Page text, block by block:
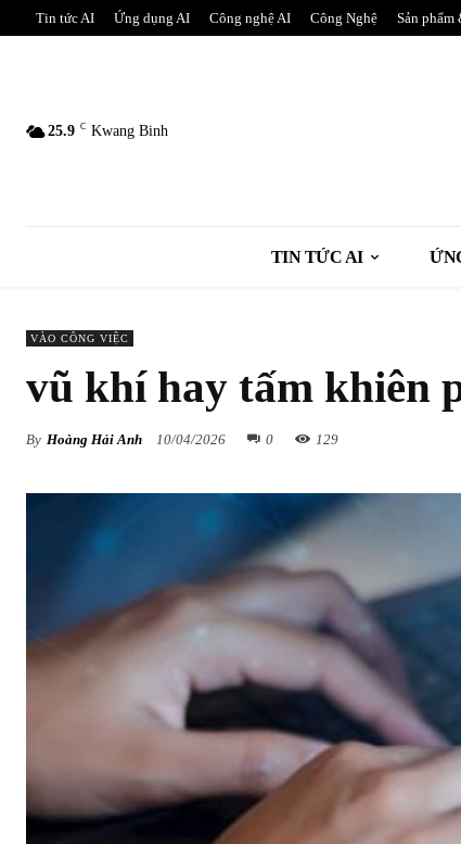
Tin tức AI Ứng dụng AI Công nghệ AI Công Nghệ Sản
25.9 C Kwang Binh
TIN TỨC AI
VÀO CÔNG VIỆC
vũ khí hay tấm khiên
By Hoàng Hải Anh 10/04/2026 0 129